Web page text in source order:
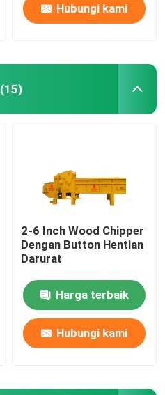
Hubungi kami
(15)
2-6 Inch Wood Chipper
Dengan Button Hentian
Darurat
Harga terbaik
Hubungi kami